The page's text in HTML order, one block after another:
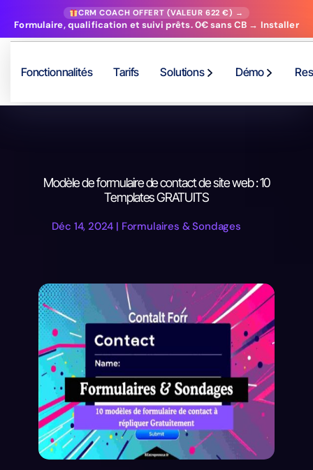
CRM COACH OFFERT (VALEUR 622 €) →
Formulaire, qualification et suivi prêts. 0€ sans CB → Installer
Fonctionnalités Tarifs Solutions Démo
Modèle de formulaire de contact de site web : 10
Templates GRATUITS
Déc 14, 2024 | Formulaires & Sondages